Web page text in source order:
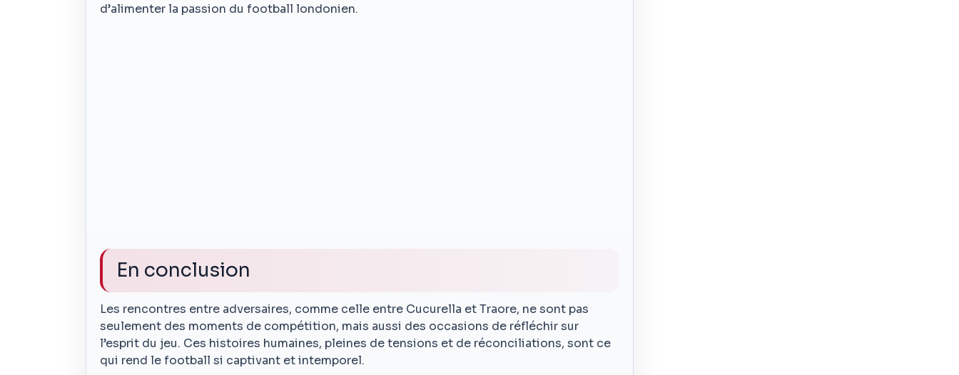
d’alimenter la passion du football londonien.
En conclusion
Les rencontres entre adversaires, comme celle entre Cucurella et Traore, ne sont pas
seulement des moments de compétition, mais aussi des occasions de réfléchir sur
l’esprit du jeu. Ces histoires humaines, pleines de tensions et de réconciliations, sont ce
qui rend le football si captivant et intemporel.